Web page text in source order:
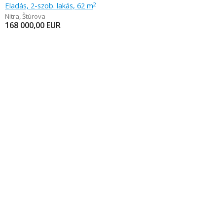
Eladás, 2-szob. lakás, 62 m2
Nitra,Štúrova
168 000,00 EUR